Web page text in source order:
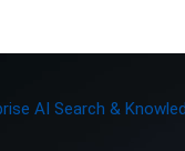
AI Search &